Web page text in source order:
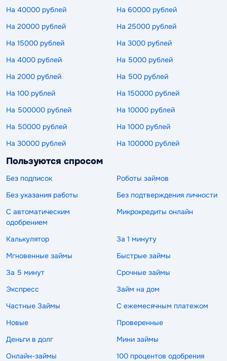
На 40000 рублей
На 60000 рублей
На 20000 рублей
На 25000 рублей
На 15000 рублей
На 3000 рублей
На 4000 рублей
На 5000 рублей
На 2000 рублей
На 500 рублей
На 100 рублей
На 150000 рублей
На 500000 рублей
На 10000 рублей
На 50000 рублей
На 1000 рублей
На 30000 рублей
На 100000 рублей
Пользуются спросом
Без подписок
Роботы займов
Без указания работы
Без подтверждения личности
С автоматическим
одобрением
Микрокредиты онлайн
Калькулятор
За 1 минуту
Мгновенные займы
Быстрые займы
За 5 минут
Срочные займы
Экспресс
Займ на дом
Частные Займы
С ежемесячным платежом
Новые
Проверенные
Деньги в долг
Мини займы
Онлайн-займы
100 процентов одобрения